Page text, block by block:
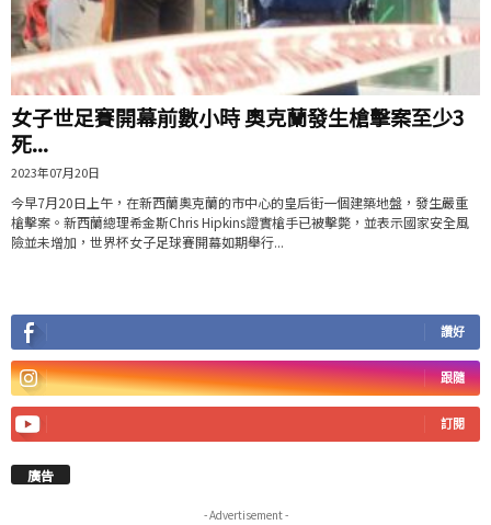
女子世足賽開幕前數小時 奧克蘭發生槍擊案至少3
死...
2023年07月20日
今早7月20日上午，在新西蘭奧克蘭的市中心的皇后街一個建築地盤，發生嚴重
槍擊案。新西蘭總理希金斯Chris Hipkins證實槍手已被擊斃，並表示國家安全風
險並未增加，世界杯女子足球賽開幕如期舉行...
讚好
跟隨
訂閱
廣告
- Advertisement -